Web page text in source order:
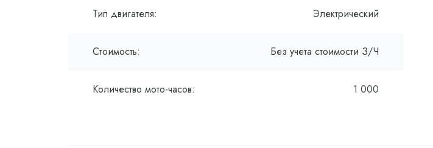
Тип двигателя: Электрический
Стоимость: Без учета стоимости З/Ч
Количество мото-часов: 1 000